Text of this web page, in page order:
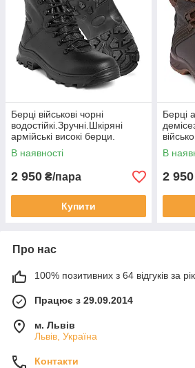
Берці військові чорні
водостійкі.Зручні.Шкіряні
армійські високі берци.
Якісна мембрана
В наявності
2 950 ₴/пара
Купити
Берці
якісне
В
2 950
Про нас
100% позитивних з 64 відгуків за рік
Працює з 29.09.2014
м. Львів
Львів, Україна
Контакти